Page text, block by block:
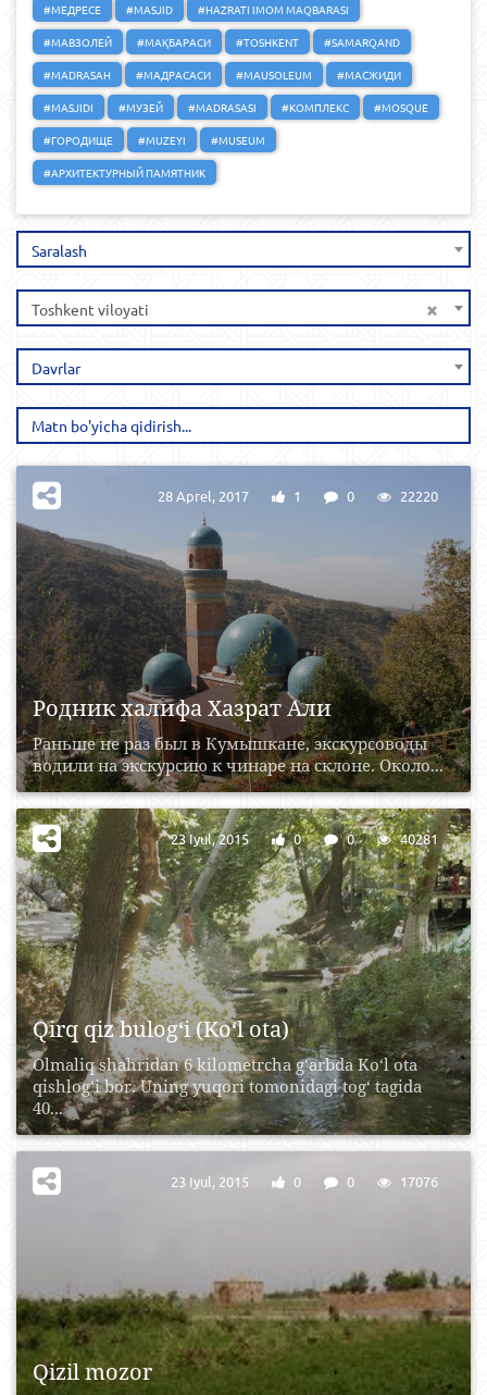
#МЕДРЕСЕ #MASJID
#HAZRATI IMOM MAQBARASI
#МАВЗОЛЕЙ
#МАҚБАРАСИ #TOSHKENT
#SAMARQAND
#MADRASAH
#МАДРАСАСИ #MAUSOLEUM
#МАСЖИДИ
#MASJIDI
#МУЗЕЙ #MADRASASI #КОМПЛЕКС
#MOSQUE
#ГОРОДИЩЕ
#MUZEYI
#MUSEUM
#АРХИТЕКТУРНЫЙ ПАМЯТНИК
Saralash
×
Toshkent viloyati
Davrlar
Родник халифа Хазрат Али
Раньше не раз был в Кумышкане, экскурсоводы
водили на экскурсию к чинаре на склоне. Около...
28 Aprel, 2017 1 0 22220
Qirq qiz bulog‘i (Ko‘l ota)
Olmaliq shahridan 6 kilometrcha g‘arbda Ko‘l ota
qishlog‘i bor. Uning yuqori tomonidagi tog‘ tagida
40...
23 Iyul, 2015 0 0 40281
Qizil mozor
23 Iyul, 2015 0 0 17076